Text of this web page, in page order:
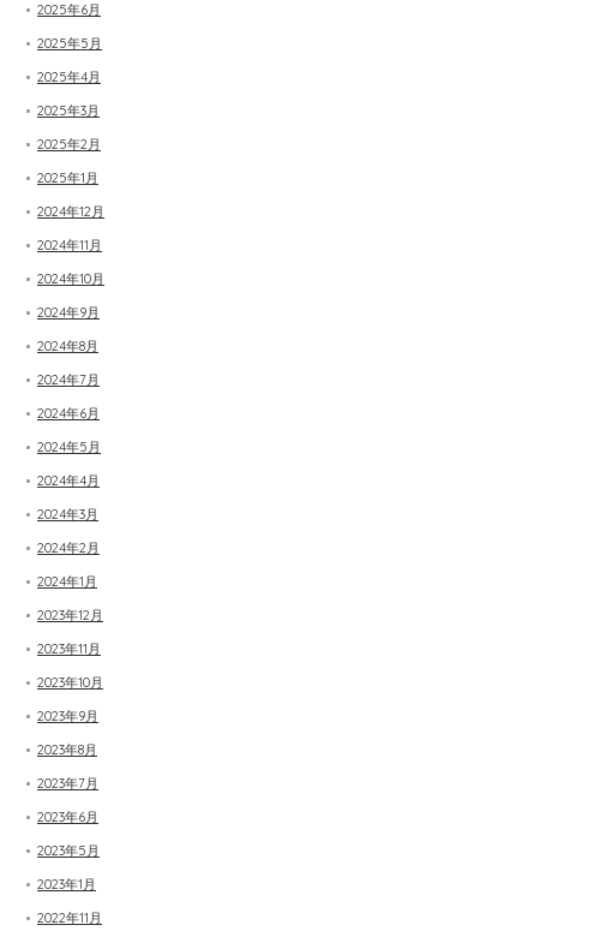
2025年6月
2025年5月
2025年4月
2025年3月
2025年2月
2025年1月
2024年12月
2024年11月
2024年10月
2024年9月
2024年8月
2024年7月
2024年6月
2024年5月
2024年4月
2024年3月
2024年2月
2024年1月
2023年12月
2023年11月
2023年10月
2023年9月
2023年8月
2023年7月
2023年6月
2023年5月
2023年1月
2022年11月